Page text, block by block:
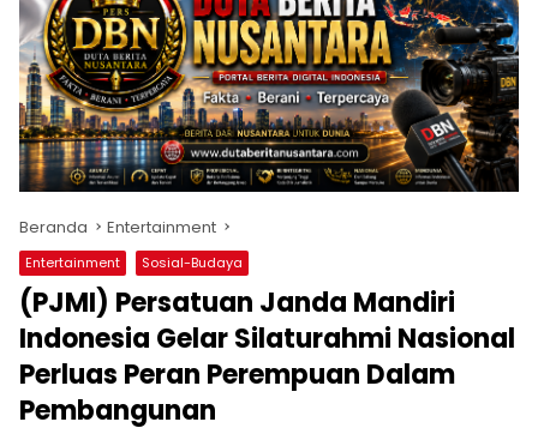
Beranda Entertainment
Entertainment Sosial-Budaya
(PJMI) Persatuan Janda Mandiri
Indonesia Gelar Silaturahmi Nasional
Perluas Peran Perempuan Dalam
Pembangunan